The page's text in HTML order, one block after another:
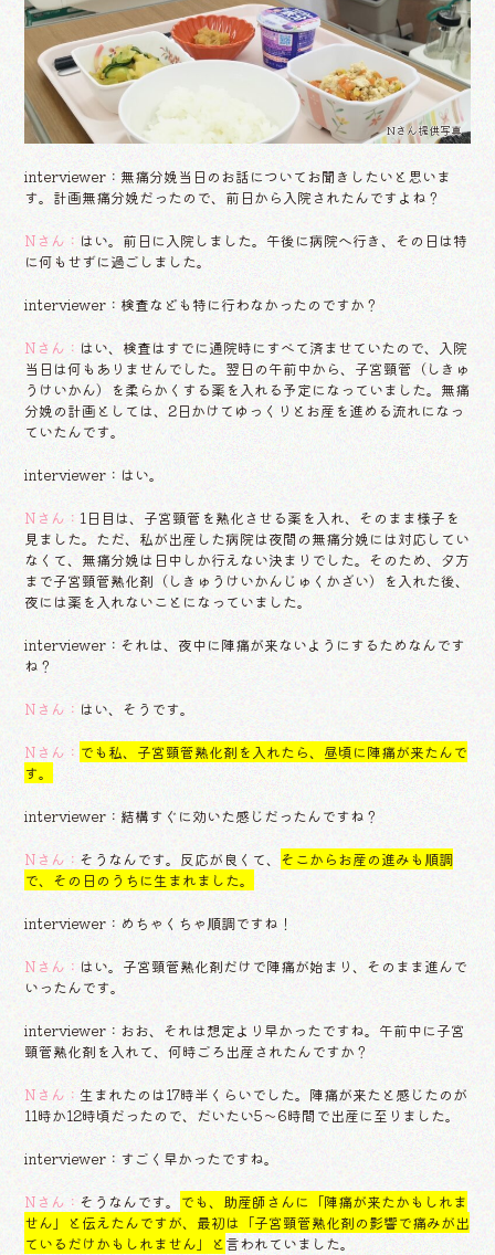
Nさん提供写真
interviewer：無痛分娩当日のお話についてお聞きしたいと思いま
す。計画無痛分娩だったので、前日から入院されたんですよね？
Nさん： はい。前日に入院しました。午後に病院へ行き、その日は特
に何もせずに過ごしました。
interviewer：検査なども特に行わなかったのですか？
Nさん： はい、検査はすでに通院時にすべて済ませていたので、入院
当日は何もありませんでした。翌日の午前中から、子宮頸管（しきゅ
うけいかん）を柔らかくする薬を入れる予定になっていました。無痛
分娩の計画としては、2日かけてゆっくりとお産を進める流れになっ
ていたんです。
interviewer：はい。
Nさん： 1日目は、子宮頸管を熟化させる薬を入れ、そのまま様子を
見ました。ただ、私が出産した病院は夜間の無痛分娩には対応してい
なくて、無痛分娩は日中しか行えない決まりでした。そのため、夕方
まで子宮頸管熟化剤（しきゅうけいかんじゅくかざい）を入れた後、
夜には薬を入れないことになっていました。
interviewer：それは、夜中に陣痛が来ないようにするためなんです
ね？
Nさん： はい、そうです。
Nさん：でも私、子宮頸管熟化剤を入れたら、昼頃に陣痛が来たんで
す。
interviewer：結構すぐに効いた感じだったんですね？
Nさん： そうなんです。反応が良くて、 そこからお産の進みも順調
で、その日のうちに生まれました。
interviewer：めちゃくちゃ順調ですね！
Nさん： はい。子宮頸管熟化剤だけで陣痛が始まり、そのまま進んで
いったんです。
interviewer：おお、それは想定より早かったですね。午前中に子宮
頸管熟化剤を入れて、何時ごろ出産されたんですか？
Nさん： 生まれたのは17時半くらいでした。陣痛が来たと感じたのが
11時か12時頃だったので、だいたい5〜6時間で出産に至りました。
interviewer：すごく早かったですね。
Nさん： そうなんです。 でも、助産師さんに「陣痛が来たかもしれま
せん」と伝えたんですが、最初は「子宮頸管熟化剤の影響で痛みが出
ているだけかもしれません」と言われていました。